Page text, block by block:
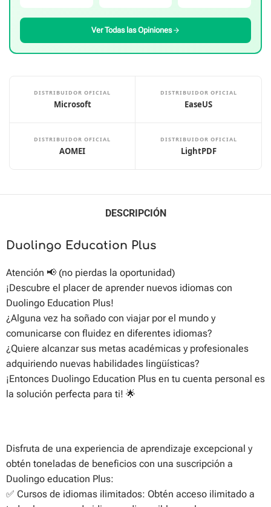
Ver Todas las Opiniones
DISTRIBUIDOR OFICIAL
Microsoft
DISTRIBUIDOR OFICIAL
EaseUS
DISTRIBUIDOR OFICIAL
AOMEI
DISTRIBUIDOR OFICIAL
LightPDF
DESCRIPCIÓN
Duolingo Education Plus
Atención 📢 (no pierdas la oportunidad)
¡Descubre el placer de aprender nuevos idiomas con
Duolingo Education Plus!
¿Alguna vez ha soñado con viajar por el mundo y
comunicarse con fluidez en diferentes idiomas?
¿Quiere alcanzar sus metas académicas y profesionales
adquiriendo nuevas habilidades lingüísticas?
¡Entonces Duolingo Education Plus en tu cuenta personal es
la solución perfecta para ti! 🌟
Disfruta de una experiencia de aprendizaje excepcional y
obtén toneladas de beneficios con una suscripción a
Duolingo education Plus:
✅ Cursos de idiomas ilimitados: Obtén acceso ilimitado a